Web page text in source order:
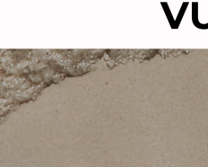
ALCANTARA TINTE VIOLETT60
10-6 PLATINO NACARADO
Añadir al carrito